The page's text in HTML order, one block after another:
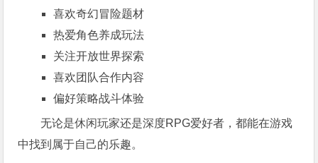
喜欢奇幻冒险题材
热爱角色养成玩法
关注开放世界探索
喜欢团队合作内容
偏好策略战斗体验
无论是休闲玩家还是深度RPG爱好者，都能在游戏
中找到属于自己的乐趣。